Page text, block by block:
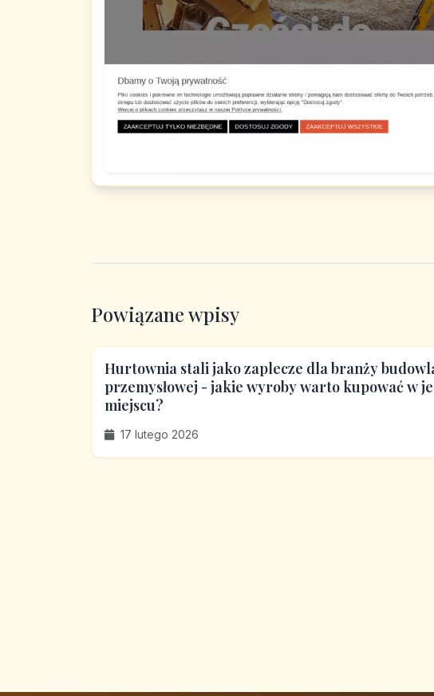
Powiązane wpisy
Hurtownia stali jako zaplecze dla branży
przemysłowej - jakie wyroby warto kupować w
miejscu?
17 lutego 2026